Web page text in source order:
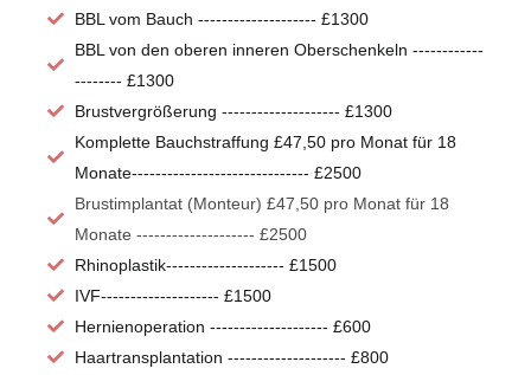
BBL vom Bauch -------------------- £1300
BBL von den oberen inneren Oberschenkeln ------------
-------- £1300
Brustvergrößerung -------------------- £1300
Komplette Bauchstraffung £47,50 pro Monat für 18
Monate------------------------------ £2500
Brustimplantat (Monteur) £47,50 pro Monat für 18
Monate -------------------- £2500
Rhinoplastik-------------------- £1500
IVF-------------------- £1500
Hernienoperation -------------------- £600
Haartransplantation -------------------- £800